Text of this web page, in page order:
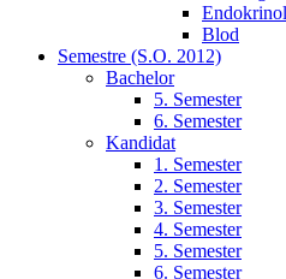
Blod
Semestre (S.O. 2012)
Bachelor
5. Semester
6. Semester
Kandidat
1. Semester
2. Semester
3. Semester
4. Semester
5. Semester
6. Semester